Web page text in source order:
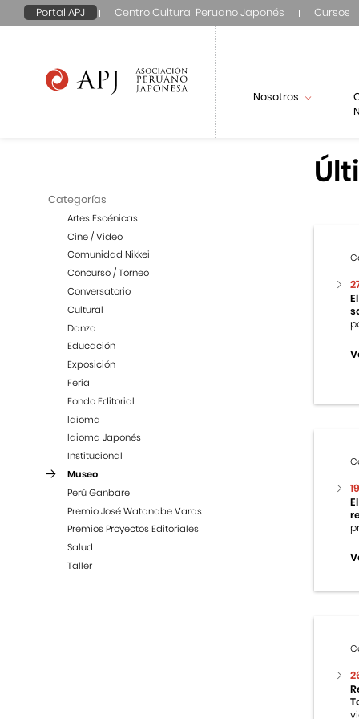
Portal APJ Centro Cultural Peruano Japonés Cursos
Nosotros
Categorías
Artes Escénicas
Cine / Video
Comunidad Nikkei
Concurso / Torneo
Conversatorio
Cultural
Danza
Educación
Exposición
Feria
Fondo Editorial
Idioma
Idioma Japonés
Institucional
Museo
Perú Ganbare
Premio José Watanabe Varas
Premios Proyectos Editoriales
Salud
Taller